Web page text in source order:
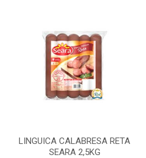
LINGUICA CALABRESA RETA
SEARA 2,5KG